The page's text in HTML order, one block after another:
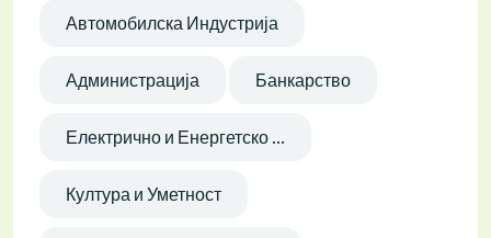
Автомобилска Индустрија
Администрација Банкарство
Електрично и Енергетско ...
Култура и Уметност